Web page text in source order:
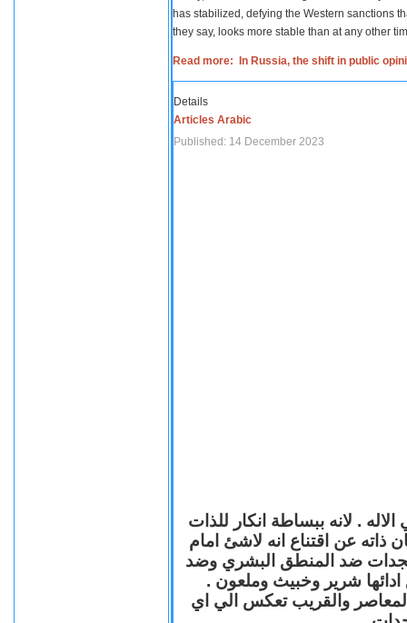
has stabilized, defying the Western sanctions
they say, looks more stable than at any other
Read more: In Russia, the shift in public
Details
Articles Arabic
Published: 14 December 2023
. لانه ببساطة انكار للذات
ذاته عن اقتناع انه لاشئ امام
ضد المنطق البشري وضد
ادائها شرير وخبيث وملعون .
المعاصر والقريب تعكس الي اي